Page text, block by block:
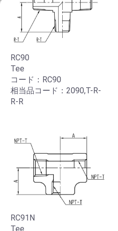
RC90
Tee
コード：RC90
相当品コード：2090,T-R-
R-R
RC91N
Tee